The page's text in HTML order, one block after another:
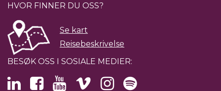
HVOR FINNER DU OSS?
Se kart
Reisebeskrivelse
BESØK OSS I SOSIALE MEDIER: